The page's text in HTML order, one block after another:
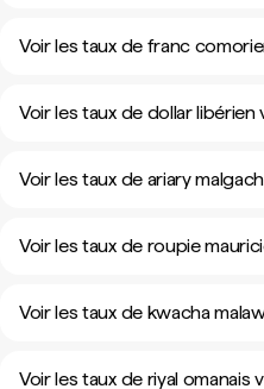
Voir les taux de franc
Voir les taux de dollar
Voir les taux de ariary
Voir les taux de roupie
Voir les taux de kwacha
Voir les taux de riyal omanais